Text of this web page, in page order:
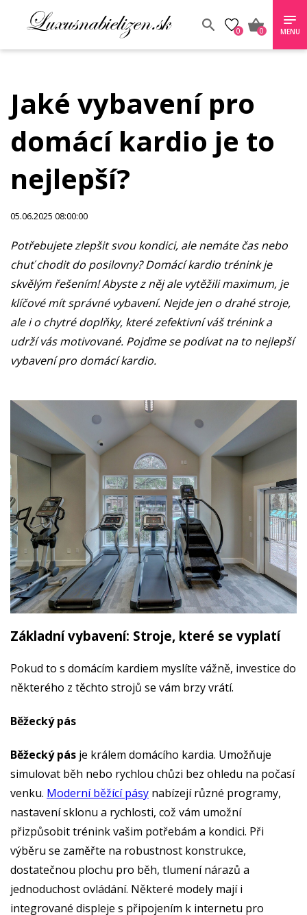
0 0 MENU
Jaké vybavení pro
domácí kardio je to
nejlepší?
05.06.2025 08:00:00
Potřebujete zlepšit svou kondici, ale nemáte čas nebo
chuť chodit do posilovny? Domácí kardio trénink je
skvělým řešením! Abyste z něj ale vytěžili maximum, je
klíčové mít správné vybavení. Nejde jen o drahé stroje,
ale i o chytré doplňky, které zefektivní váš trénink a
udrží vás motivované. Pojďme se podívat na to nejlepší
vybavení pro domácí kardio.
Základní vybavení: Stroje, které se vyplatí
Pokud to s domácím kardiem myslíte vážně, investice do
některého z těchto strojů se vám brzy vrátí.
Běžecký pás
Běžecký pás je králem domácího kardia. Umožňuje
simulovat běh nebo rychlou chůzi bez ohledu na počasí
venku. Moderní běžící pásy nabízejí různé programy,
nastavení sklonu a rychlosti, což vám umožní
přizpůsobit trénink vašim potřebám a kondici. Při
výběru se zaměřte na robustnost konstrukce,
dostatečnou plochu pro běh, tlumení nárazů a
jednoduchost ovládání. Některé modely mají i
integrované displeje s připojením k internetu pro